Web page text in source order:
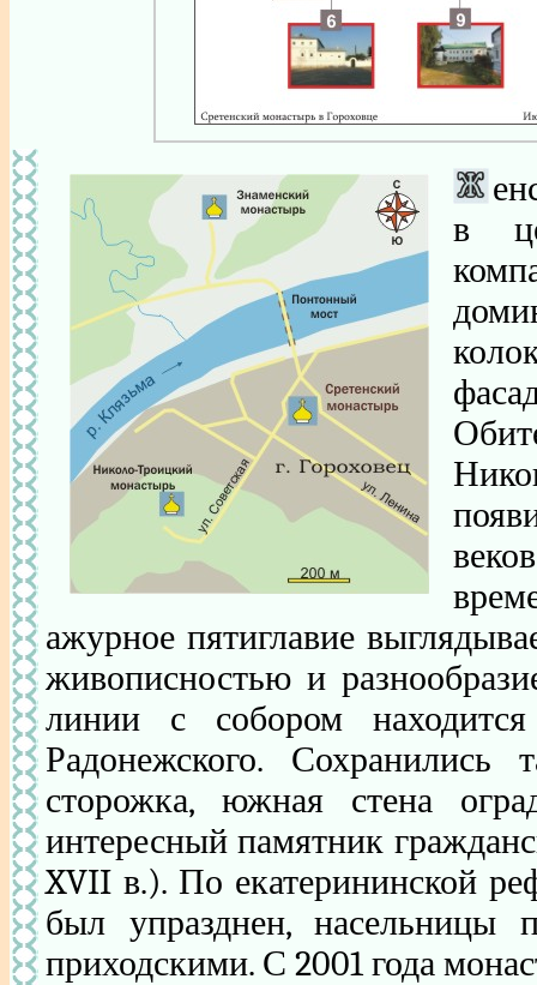
в
ажурное пятиглавие
живописностью и
линии с собором находится
Радонежского. Сохранились
сторожка, южная стена
интересный памятник
XVII в.). По екатерининской
был упразднен, насельницы
приходскими. С 2001 года